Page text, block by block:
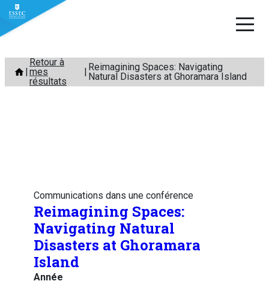
Aller
contenu
Retour à
mes
résultats
Reimagining Spaces: Navigating
Natural Disasters at Ghoramara Island
Communications dans une conférence
Reimagining Spaces:
Navigating Natural
Disasters at Ghoramara
Island
Année